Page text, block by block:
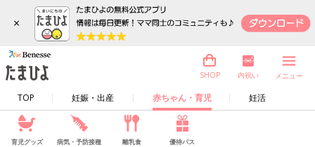
×
TOP 妊娠・出産 赤ちゃん・育児 妊活
SHOP 内祝い メニュー
育児グッズ 病気・予防接種 離乳食 優待パス